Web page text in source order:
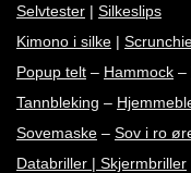
Selvtester | Silkeslips
Kimono i silke |
Popup telt – Hammock –
Tannbleking –
Sovemaske – Sov i ro
Databriller | Skjermbriller